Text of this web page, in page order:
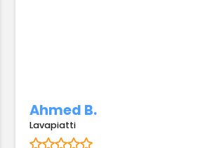
Ahmed B.
Lavapiatti